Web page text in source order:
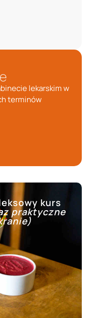
lekarskim w
terminów
kurs
praktyczne